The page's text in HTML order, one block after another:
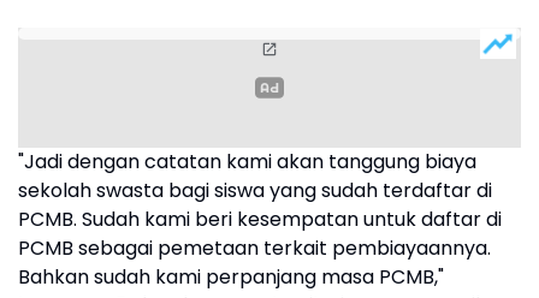
"Jadi dengan catatan kami akan tanggung biaya
sekolah swasta bagi siswa yang sudah terdaftar di
PCMB. Sudah kami beri kesempatan untuk daftar di
PCMB sebagai pemetaan terkait pembiayaannya.
Bahkan sudah kami perpanjang masa PCMB,"